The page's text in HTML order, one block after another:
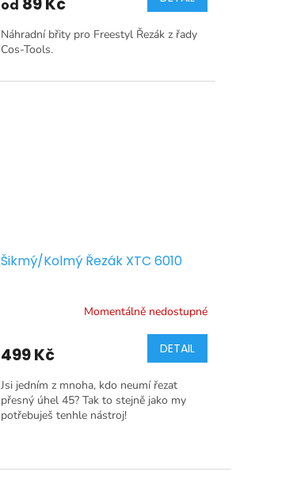
od
Náhradní břity pro Freestyl Řezák z řady
Cos-Tools.
Šikmý/Kolmý Řezák XTC 6010
Momentálně nedostupné
499 Kč DETAIL
Jsi jedním z mnoha, kdo neumí řezat
přesný úhel 45? Tak to stejně jako my
potřebuješ tenhle nástroj!